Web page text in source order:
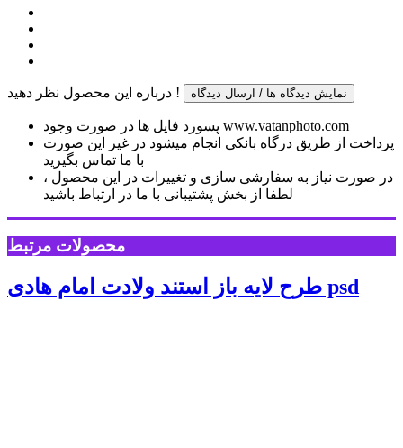
درباره این محصول نظر دهید ! نمایش دیدگاه ها / ارسال دیدگاه
پسورد فایل ها در صورت وجود www.vatanphoto.com
پرداخت از طریق درگاه بانکی انجام میشود در غیر این صورت
با ما تماس بگیرید
در صورت نیاز به سفارشی سازی و تغییرات در این محصول ،
لطفا از بخش پشتیبانی با ما در ارتباط باشید
محصولات مرتبط
طرح لایه باز استند ولادت امام هادی psd